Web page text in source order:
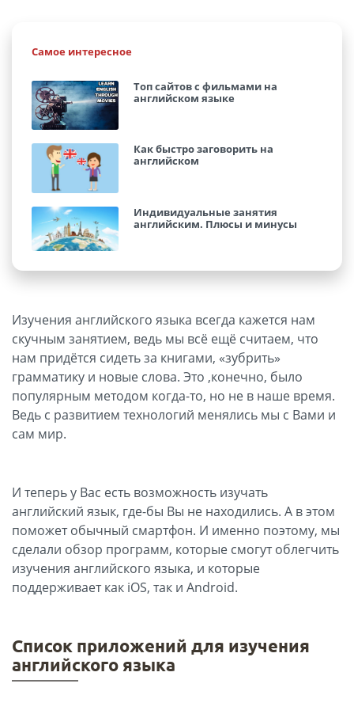
Самое интересное
Топ сайтов с фильмами на
английском языке
Как быстро заговорить на
английском
Индивидуальные занятия
английским. Плюсы и минусы
Изучения английского языка всегда кажется нам
скучным занятием, ведь мы всё ещё считаем, что
нам придётся сидеть за книгами, «зубрить»
грамматику и новые слова. Это ,конечно, было
популярным методом когда-то, но не в наше время.
Ведь с развитием технологий менялись мы с Вами и
сам мир.
И теперь у Вас есть возможность изучать
английский язык, где-бы Вы не находились. А в этом
поможет обычный смартфон. И именно поэтому, мы
сделали обзор программ, которые смогут облегчить
изучения английского языка, и которые
поддерживает как iOS, так и Android.
Список приложений для изучения
английского языка